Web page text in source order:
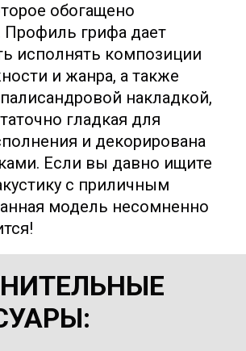
обогащено
Профиль грифа дает
исполнять композиции
и жанра, а также
накладкой,
гладкая для
и декорирована
Если вы давно ищите
с приличным
модель несомненно
: